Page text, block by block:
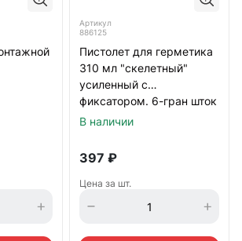
Артикул
886125
Пистолет для герметика
310 мл "скелетный"
усиленный с
фиксатором. 6-гран шток
7 мм Sparta
В наличии
397 ₽
Цена за шт.